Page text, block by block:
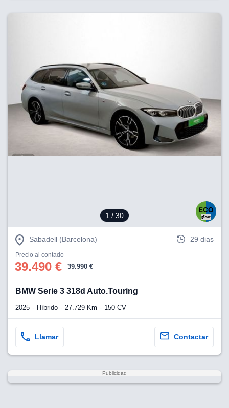
1 / 30
Sabadell (Barcelona) 29 dias
Precio al contado
39.490 € 39.990 €
BMW Serie 3 318d Auto.Touring
2025 Híbrido 27.729 Km 150 CV
Llamar Contactar